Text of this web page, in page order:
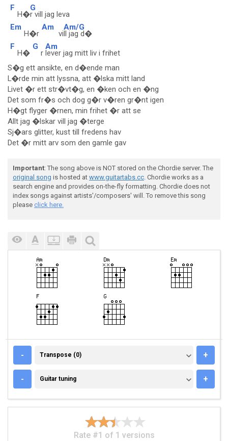
F
H�
G
r vill jag leva
Em
H�r
Am
vi
Am/G
ll jag d�
F
H�
G
r
Am
lever jag mitt liv i frihet
S�g ett ansikte, en d�ende man
L�rde min att lyssna, att �lska mitt land
Livet �r ett str�vt�g, en �ken och en �ng
Det som fr�s och dog g�r v�ren gr�nt igen
H�gt flyger �rnen, min frihet �r att se
Allt jag �lskar vill jag �terge
Sj�ars glitter, kust till fredens hav
Det �r mitt arv som den gamle gav
Important: The song above is NOT stored on the Chordie server. The
original song is hosted at www.guitartabs.cc. Chordie works as a
search engine and provides on-the-fly formatting. Chordie does not
index songs against artists'/composers' will. To remove this song
please click here.
- TRANSPOSE (0)
Transpose (0) +
- GUITAR TUNING
Guitar tuning +
Rate #1 of 1 versions